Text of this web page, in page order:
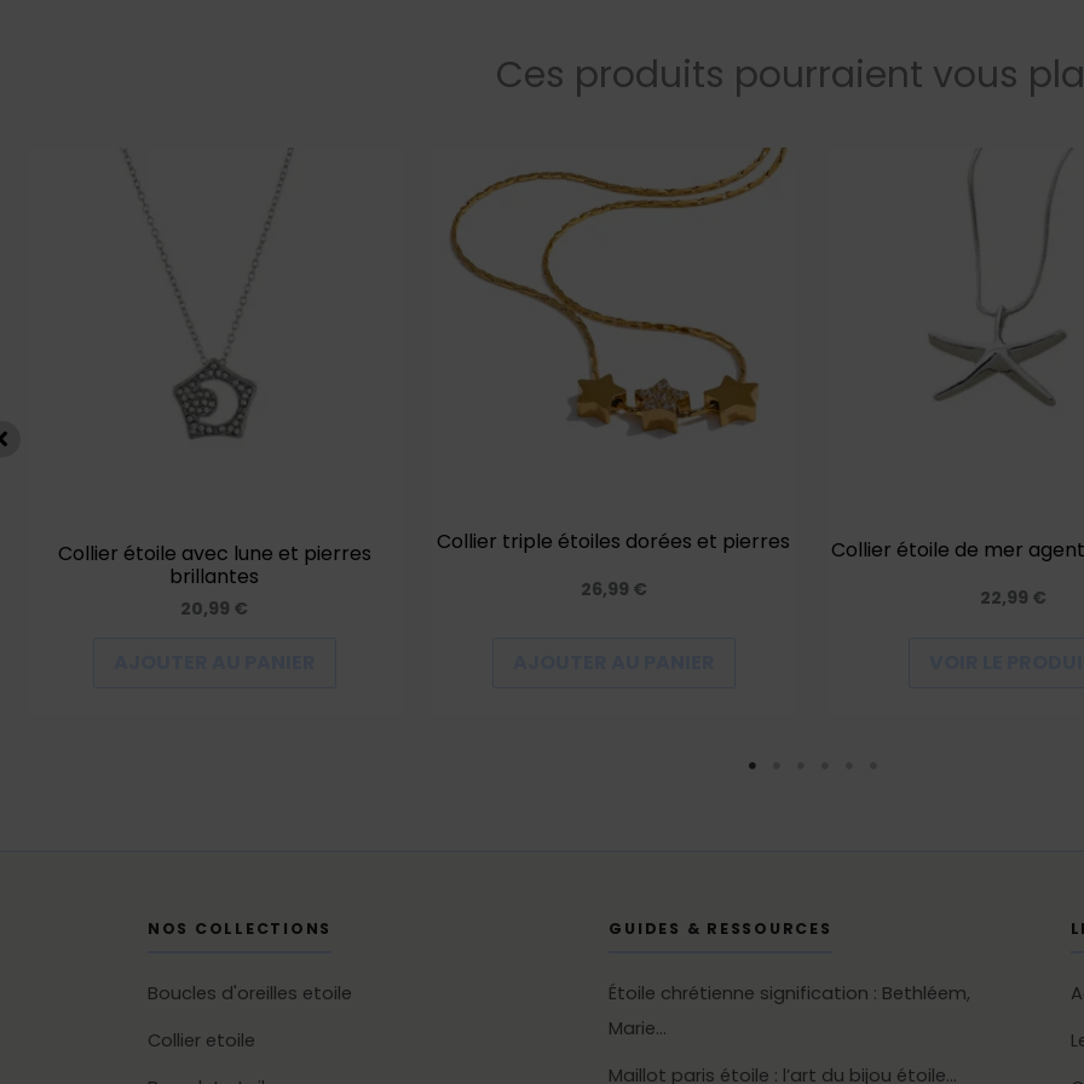
Ces produits pourraient vous
Collier étoile avec lune et pierres
brillantes
20,99 €
Collier triple étoiles dorées et pierres
26,99 €
Collier étoile de mer
22,99 €
NOS COLLECTIONS
Boucles d'oreilles etoile
Collier etoile
GUIDES & RESSOURCES
Étoile chrétienne signification : Bethléem,
Marie…
Maillot paris étoile : l’art du bijou étoile…